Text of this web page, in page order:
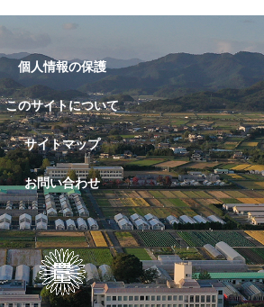
個人情報の保護
このサイトについて
サイトマップ
お問い合わせ